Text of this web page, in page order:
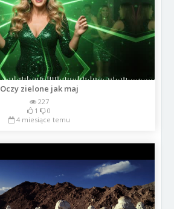
Oczy zielone jak maj
227
1
0
4 miesiące temu